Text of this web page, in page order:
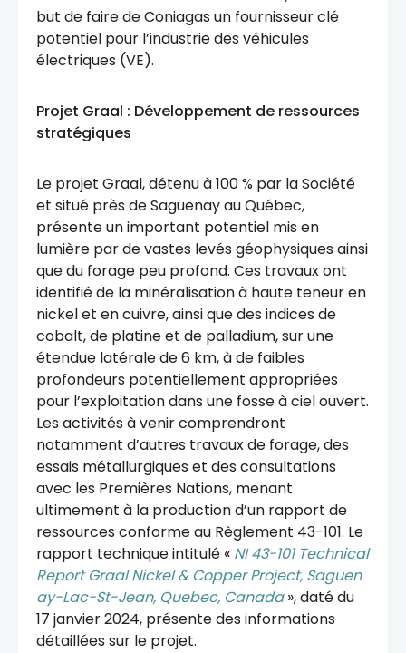
but de faire de Coniagas un fournisseur clé
potentiel pour l’industrie des véhicules
électriques (VE).
Projet Graal : Développement de ressources
stratégiques
Le projet Graal, détenu à 100 % par la Société
et situé près de Saguenay au Québec,
présente un important potentiel mis en
lumière par de vastes levés géophysiques ainsi
que du forage peu profond. Ces travaux ont
identifié de la minéralisation à haute teneur en
nickel et en cuivre, ainsi que des indices de
cobalt, de platine et de palladium, sur une
étendue latérale de 6 km, à de faibles
profondeurs potentiellement appropriées
pour l’exploitation dans une fosse à ciel ouvert.
Les activités à venir comprendront
notamment d’autres travaux de forage, des
essais métallurgiques et des consultations
avec les Premières Nations, menant
ultimement à la production d’un rapport de
ressources conforme au Règlement 43-101. Le
rapport technique intitulé « NI 43-101 Technical
Report Graal Nickel & Copper Project, Saguen
ay-Lac-St-Jean, Quebec, Canada», daté du
17 janvier 2024, présente des informations
détaillées sur le projet.